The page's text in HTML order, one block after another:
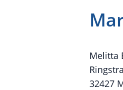
Melitta
32427